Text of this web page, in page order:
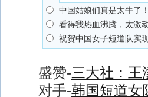
中国姑娘们真是太牛了！
看得我热血沸腾，太激
祝贺中国女子短道队实
盛赞-三大社：王
对手-韩国短道女